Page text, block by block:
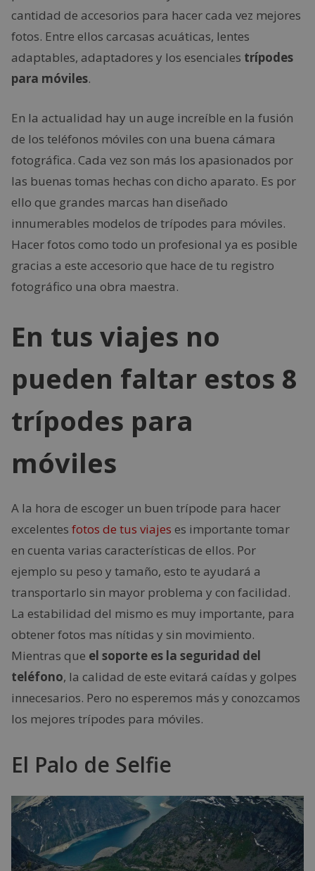
cantidad de accesorios para hacer cada vez mejores
fotos. Entre ellos carcasas acuáticas, lentes
adaptables, adaptadores y los esenciales trípodes
para móviles.
En la actualidad hay un auge increíble en la fusión
de los teléfonos móviles con una buena cámara
fotográfica. Cada vez son más los apasionados por
las buenas tomas hechas con dicho aparato. Es por
ello que grandes marcas han diseñado
innumerables modelos de trípodes para móviles.
Hacer fotos como todo un profesional ya es posible
gracias a este accesorio que hace de tu registro
fotográfico una obra maestra.
En tus viajes no
pueden faltar estos 8
trípodes para
móviles
A la hora de escoger un buen trípode para hacer
excelentes fotos de tus viajes es importante tomar
en cuenta varias características de ellos. Por
ejemplo su peso y tamaño, esto te ayudará a
transportarlo sin mayor problema y con facilidad.
La estabilidad del mismo es muy importante, para
obtener fotos mas nítidas y sin movimiento.
Mientras que el soporte es la seguridad del
teléfono, la calidad de este evitará caídas y golpes
innecesarios. Pero no esperemos más y conozcamos
los mejores trípodes para móviles.
El Palo de Selfie